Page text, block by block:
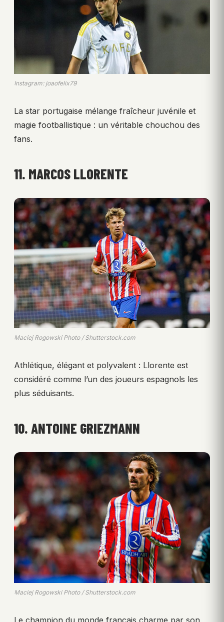
Instagram: joaofelix79
La star portugaise mélange fraîcheur juvénile et
magie footballistique : un véritable chouchou des
fans.
11. MARCOS LLORENTE
Maciej Rogowski Photo / Shutterstock.com
Athlétique, élégant et polyvalent : Llorente est
considéré comme l’un des joueurs espagnols les
plus séduisants.
10. ANTOINE GRIEZMANN
Maciej Rogowski Photo / Shutterstock.com
Le champion du monde français charme par son